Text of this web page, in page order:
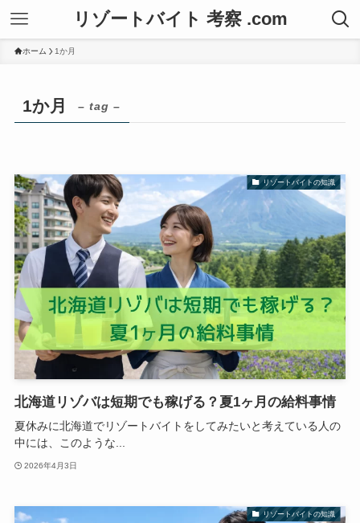
リゾートバイト 考察 .com
ホーム 1か月
1か月 – tag –
リゾートバイトの知識
北海道リゾバは短期でも稼げる？夏1ヶ月の給料事情
夏休みに北海道でリゾートバイトをしてみたいと考えている人の
中には、このような...
2026年4月3日
リゾートバイトの知識